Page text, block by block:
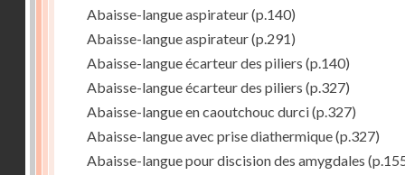
Abaisse-langue aspirateur(p.140)
Abaisse-langue aspirateur(p.291)
Abaisse-langue écarteur des piliers (p.140)
Abaisse-langue écarteur des piliers (p.327)
Abaisse-langue en caoutchouc durci(p.327)
Abaisse-langue avec prise diathermique(p.327)
Abaisse-langue pour discision des amygdales